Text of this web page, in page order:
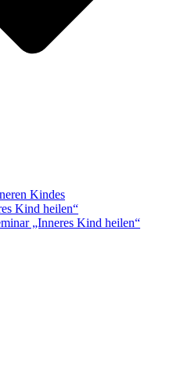
Kindes
Kind heilen“
„Inneres Kind heilen“